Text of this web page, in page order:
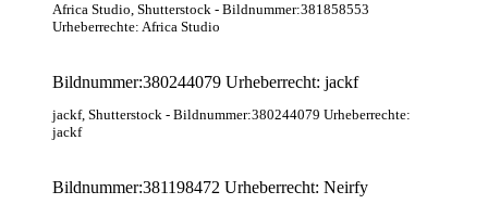
Africa Studio, Shutterstock - Bildnummer:381858553
Urheberrechte: Africa Studio
Bildnummer:380244079 Urheberrecht: jackf
jackf, Shutterstock - Bildnummer:380244079 Urheberrechte:
jackf
Bildnummer:381198472 Urheberrecht: Neirfy